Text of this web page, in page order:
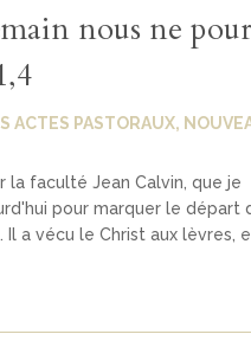
nous ne
ACTES PASTORAUX,
la faculté Jean Calvin, que je
pour marquer le départ
a vécu le Christ aux lèvres,